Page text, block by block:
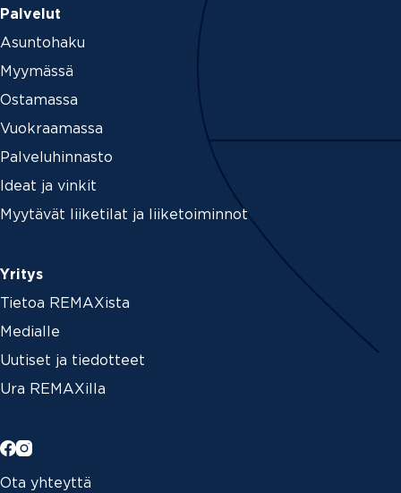
Palvelut
Asuntohaku
Myymässä
Ostamassa
Vuokraamassa
Palveluhinnasto
Ideat ja vinkit
Myytävät liiketilat ja liiketoiminnot
Yritys
Tietoa REMAXista
Medialle
Uutiset ja tiedotteet
Ura REMAXilla
Ota yhteyttä